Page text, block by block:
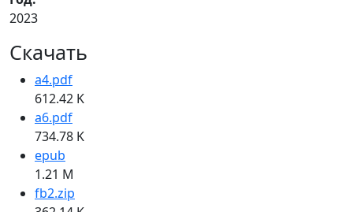
2023
Скачать
a4.pdf
612.42 K
a6.pdf
734.78 K
epub
1.21 M
fb2.zip